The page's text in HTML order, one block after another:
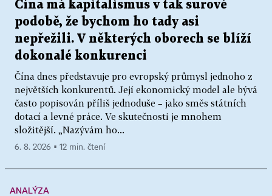
Čína má kapitalismus v tak surové
podobě, že bychom ho tady asi
nepřežili. V některých oborech se blíží
dokonalé konkurenci
Čína dnes představuje pro evropský průmysl jednoho z
největších konkurentů. Její ekonomický model ale bývá
často popisován příliš jednoduše – jako směs státních
dotací a levné práce. Ve skutečnosti je mnohem
složitější. „Nazývám ho...
6. 8. 2026 ▪ 12 min. čtení
ANALÝZA